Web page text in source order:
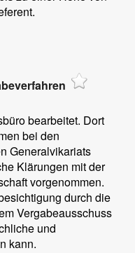
bearbeitet. Dort
bei den
Generalvikariats
Klärungen mit der
vorgenommen.
durch die
Vergabeausschuss
und
kann.